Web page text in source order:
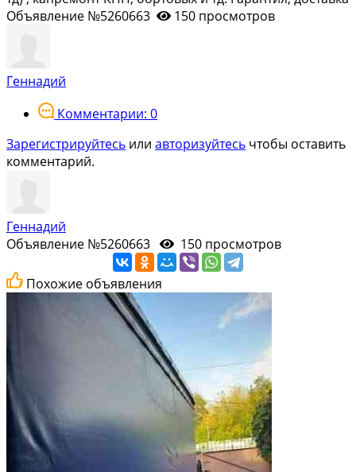
Объявление №5260663
150 просмотров
Геннадий
Комментарии: 0
Зарегистрируйтесь или авторизуйтесь чтобы оставить
комментарий.
Геннадий
Объявление №5260663
150 просмотров
Похожие объявления